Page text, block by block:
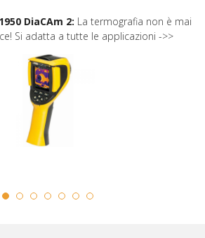
DiaCAm 2: La termografia non è mai
Si adatta a tutte le applicazioni ->>